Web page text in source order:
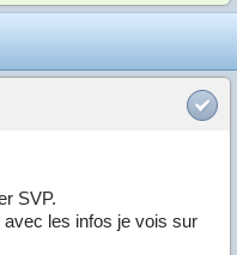
SVP.
avec les infos je vois sur